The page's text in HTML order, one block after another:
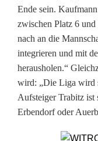
a
i
d
e
n
Ende sein.
zwischen Platz 6
nach an die
integrieren und mit
herausholen.“
wird: „Die Liga wird
Aufsteiger Trabitz ist
Erbendorf oder